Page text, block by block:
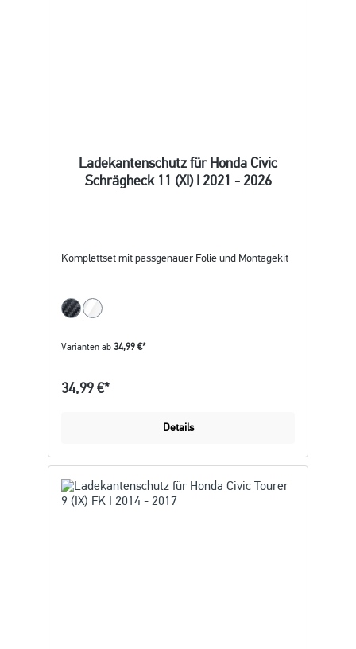
Ladekantenschutz für Honda Civic
Schrägheck 11 (XI) I 2021 - 2026
Komplettset mit passgenauer Folie und Montagekit
Varianten ab 34,99 €*
34,99 €*
Details